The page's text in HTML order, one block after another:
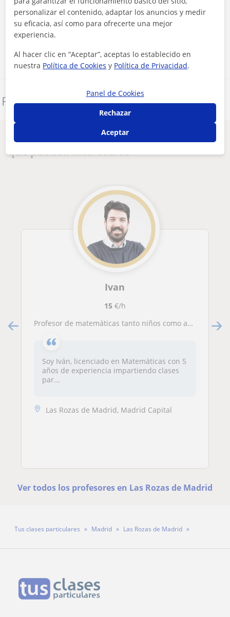
Al hacer clic, aceptas nuestroaviso legaly deprivacidad
Denunciar este perfil
Otros profesores en Las Rozas de Madrid
que pueden interesarte
Ivan
15€/h
Profesor de matemáticas tanto niños como adultos de repaso.
Soy Iván, licenciado en Matemáticas con 5
años de experiencia impartiendo clases
par...
Las Rozas de Madrid, Madrid Capital
Ver todos los profesores en Las Rozas de Madrid
Tus clases particulares Madrid
Las Rozas de Madrid
personalizar el contenido, adaptar los anuncios y medir
su eficacia, así como para ofrecerte una mejor
experiencia.
Al hacer clic en “Aceptar”, aceptas lo establecido en
nuestra Política de Cookies y Política de Privacidad.
Panel de Cookies
Rechazar
Aceptar